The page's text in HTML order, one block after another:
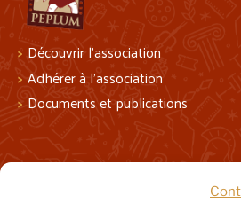
Découvrir l’association
Adhérer à l’association
Documents et publications